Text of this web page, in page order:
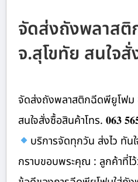
จัดส่งถังพลาส
จ.สุโขทัย สนใจ
จัดส่งถังพลาสติกฉีดพียูโฟม
สนใจสั่งซื้อสินค้าโทร. 𝟎𝟔𝟑
บริการจัดทุกวัน ส่งไว ทัน
กราบขอบพระคุณ : ลูกค้าที่ไ